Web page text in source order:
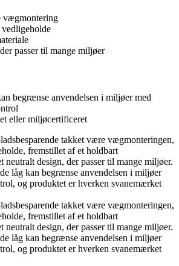
vægmontering
passer til mange miljøer
begrænse anvendelsen i miljøer med
eller miljøcertificeret
takket være vægmonteringen,
fremstillet af et holdbart
neutralt design, der passer til mange miljøer.
låg kan begrænse anvendelsen i miljøer
og produktet er hverken svanemærket
takket være vægmonteringen,
fremstillet af et holdbart
neutralt design, der passer til mange miljøer.
låg kan begrænse anvendelsen i miljøer
og produktet er hverken svanemærket